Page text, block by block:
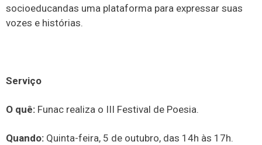
socioeducandas uma plataforma para expressar suas
vozes e histórias.
Serviço
O quê: Funac realiza o III Festival de Poesia.
Quando: Quinta-feira, 5 de outubro, das 14h às 17h.